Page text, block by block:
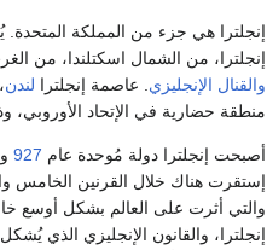
إنجلترا، من الشمال اسكتلندا، من
والقنال الإنجليزي . عاصمة إنجلترا لندن
منطقة حضارية في الإتحاد الأوروبي،
أصبحت إنجلترا دولة مُوحدة عام 927
إستقرت هناك خلال القرنين الخامس
والتي أثرت على العالم بشكل أوسع
إنجلترا، والقانون الإنجليزي الذي